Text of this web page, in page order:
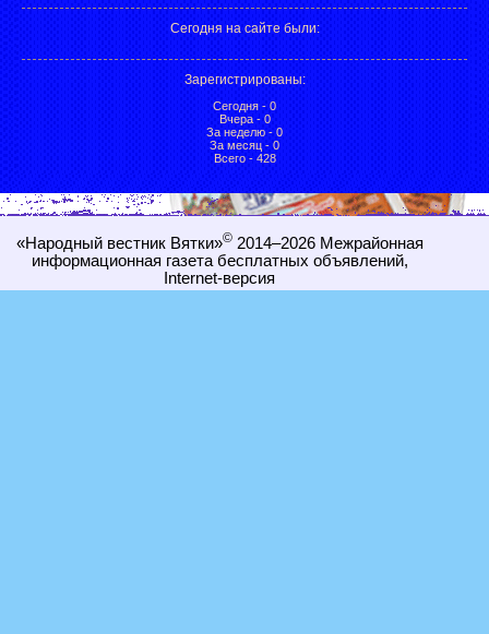
Сегодня на сайте были:
Зарегистрированы:
Сегодня - 0
Вчера - 0
За неделю - 0
За месяц - 0
Всего - 428
«Народный вестник Вятки»©2014–2026 Межрайонная
информационная газета бесплатных объявлений,
Internet-версия